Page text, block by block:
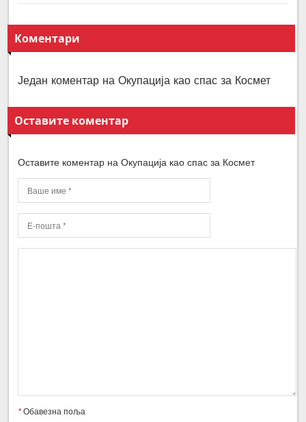
Коментари
Један коментар на Окупација као спас за Космет
Оставите коментар
Оставите коментар на Окупација као спас за Космет
*Обавезна поља